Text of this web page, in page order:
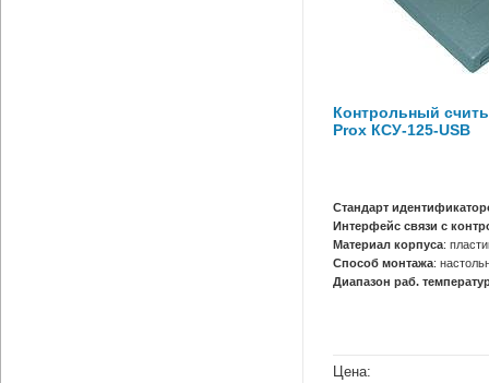
Контрольный
Prox КСУ-125-USB
Стандарт
Интерфейс связи с
Материал корпуса:
Способ монтажа:
Диапазон раб.
Цена: